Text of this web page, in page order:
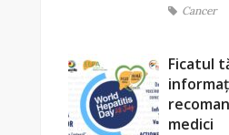
Cancer
Ficatul
medici